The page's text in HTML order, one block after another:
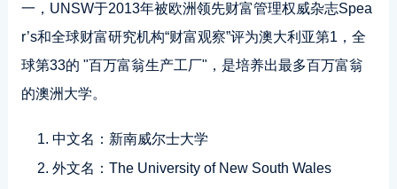
一，UNSW于2013年被欧洲领先财富管理权威杂志Spea
r’s和全球财富研究机构“财富观察”评为澳大利亚第1，全
球第33的 "百万富翁生产工厂"，是培养出最多百万富翁
的澳洲大学。
中文名：新南威尔士大学
外文名：The University of New South Wales